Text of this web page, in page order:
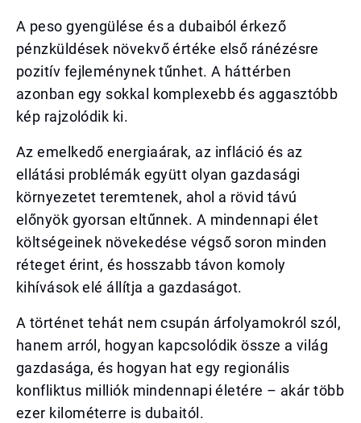
A peso gyengülése és a dubaiból érkező
pénzküldések növekvő értéke első ránézésre
pozitív fejleménynek tűnhet. A háttérben
azonban egy sokkal komplexebb és aggasztóbb
kép rajzolódik ki.
Az emelkedő energiaárak, az infláció és az
ellátási problémák együtt olyan gazdasági
környezetet teremtenek, ahol a rövid távú
előnyök gyorsan eltűnnek. A mindennapi élet
költségeinek növekedése végső soron minden
réteget érint, és hosszabb távon komoly
kihívások elé állítja a gazdaságot.
A történet tehát nem csupán árfolyamokról szól,
hanem arról, hogyan kapcsolódik össze a világ
gazdasága, és hogyan hat egy regionális
konfliktus milliók mindennapi életére – akár több
ezer kilométerre is dubaitól.